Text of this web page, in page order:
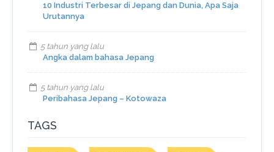
10 Industri Terbesar di Jepang dan Dunia, Apa Saja
Urutannya
5 tahun yang lalu
Angka dalam bahasa Jepang
5 tahun yang lalu
Peribahasa Jepang – Kotowaza
TAGS